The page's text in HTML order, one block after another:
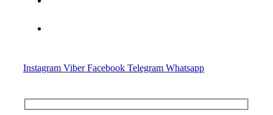
Instagram Viber Facebook Telegram Whatsapp